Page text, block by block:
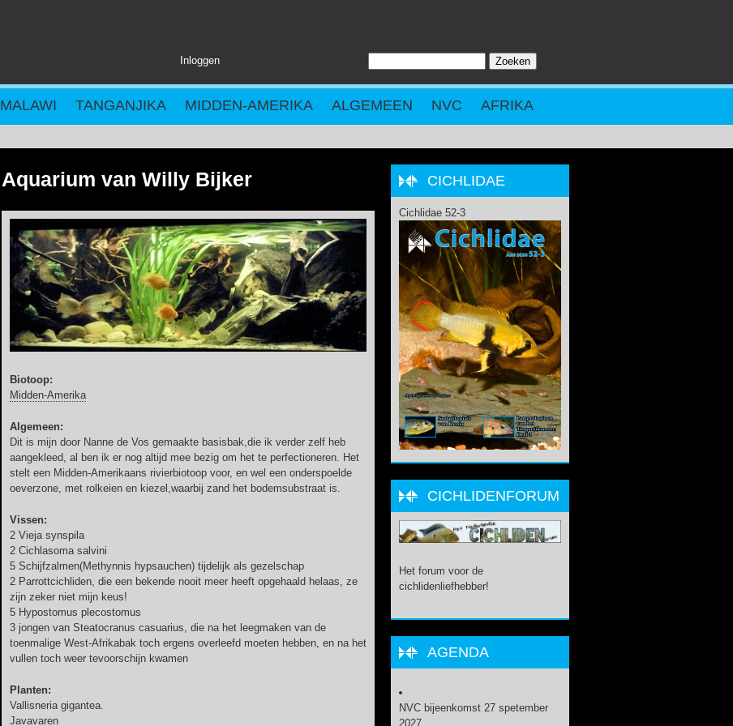
Inloggen
ZOEKVELD
MALAWI TANGANJIKA MIDDEN-AMERIKA ALGEMEEN NVC AFRIKA
Aquarium van Willy Bijker
Biotoop:
Midden-Amerika
Algemeen:
Dit is mijn door Nanne de Vos gemaakte basisbak,die ik verder zelf heb
aangekleed, al ben ik er nog altijd mee bezig om het te perfectioneren. Het
stelt een Midden-Amerikaans rivierbiotoop voor, en wel een onderspoelde
oeverzone, met rolkeien en kiezel,waarbij zand het bodemsubstraat is.
Vissen:
2 Vieja synspila
2 Cichlasoma salvini
5 Schijfzalmen(Methynnis hypsauchen) tijdelijk als gezelschap
2 Parrottcichliden, die een bekende nooit meer heeft opgehaald helaas, ze
zijn zeker niet mijn keus!
5 Hypostomus plecostomus
3 jongen van Steatocranus casuarius, die na het leegmaken van de
toenmalige West-Afrikabak toch ergens overleefd moeten hebben, en na het
vullen toch weer tevoorschijn kwamen
Planten:
Vallisneria gigantea.
Javavaren
CICHLIDAE
Cichlidae 52-3
CICHLIDENFORUM
Het forum voor de
cichlidenliefhebber!
AGENDA
NVC bijeenkomst 27 spetember
2027